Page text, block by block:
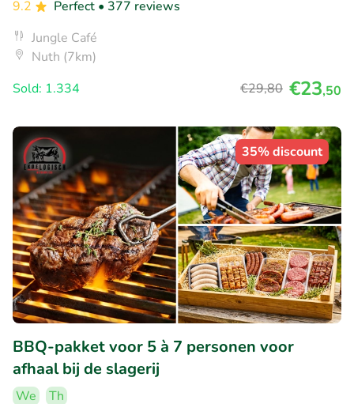
9.2
Perfect • 377 reviews
Jungle Café
Nuth (7km)
Sold: 1.334
€29,80 €23,50
35% discount
BBQ-pakket voor 5 à 7 personen voor
afhaal bij de slagerij
We
Th